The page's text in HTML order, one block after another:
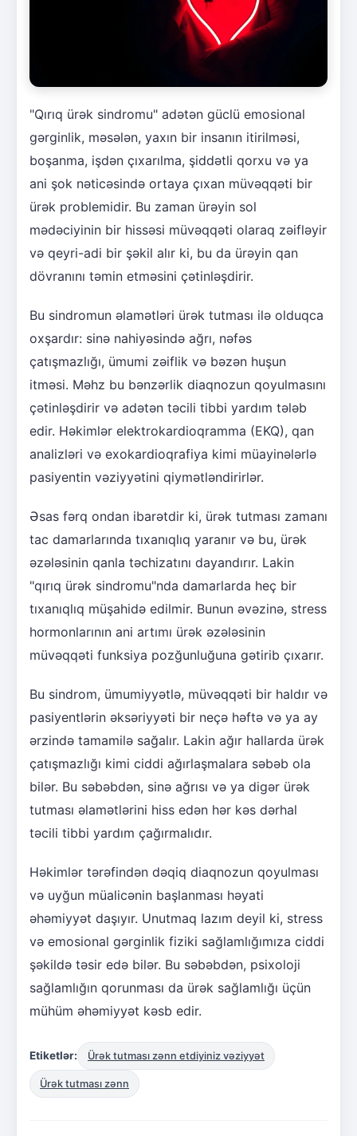
"Qırıq ürək sindromu" adətən güclü emosional
gərginlik, məsələn, yaxın bir insanın itirilməsi,
boşanma, işdən çıxarılma, şiddətli qorxu və ya
ani şok nəticəsində ortaya çıxan müvəqqəti bir
ürək problemidir. Bu zaman ürəyin sol
mədəciyinin bir hissəsi müvəqqəti olaraq zəifləyir
və qeyri-adi bir şəkil alır ki, bu da ürəyin qan
dövranını təmin etməsini çətinləşdirir.
Bu sindromun əlamətləri ürək tutması ilə olduqca
oxşardır: sinə nahiyəsində ağrı, nəfəs
çatışmazlığı, ümumi zəiflik və bəzən huşun
itməsi. Məhz bu bənzərlik diaqnozun qoyulmasını
çətinləşdirir və adətən təcili tibbi yardım tələb
edir. Həkimlər elektrokardioqramma (EKQ), qan
analizləri və exokardioqrafiya kimi müayinələrlə
pasiyentin vəziyyətini qiymətləndirirlər.
Əsas fərq ondan ibarətdir ki, ürək tutması zamanı
tac damarlarında tıxanıqlıq yaranır və bu, ürək
əzələsinin qanla təchizatını dayandırır. Lakin
"qırıq ürək sindromu"nda damarlarda heç bir
tıxanıqlıq müşahidə edilmir. Bunun əvəzinə, stress
hormonlarının ani artımı ürək əzələsinin
müvəqqəti funksiya pozğunluğuna gətirib çıxarır.
Bu sindrom, ümumiyyətlə, müvəqqəti bir haldır və
pasiyentlərin əksəriyyəti bir neçə həftə və ya ay
ərzində tamamilə sağalır. Lakin ağır hallarda ürək
çatışmazlığı kimi ciddi ağırlaşmalara səbəb ola
bilər. Bu səbəbdən, sinə ağrısı və ya digər ürək
tutması əlamətlərini hiss edən hər kəs dərhal
təcili tibbi yardım çağırmalıdır.
Həkimlər tərəfindən dəqiq diaqnozun qoyulması
və uyğun müalicənin başlanması həyati
əhəmiyyət daşıyır. Unutmaq lazım deyil ki, stress
və emosional gərginlik fiziki sağlamlığımıza ciddi
şəkildə təsir edə bilər. Bu səbəbdən, psixoloji
sağlamlığın qorunması da ürək sağlamlığı üçün
mühüm əhəmiyyət kəsb edir.
Etiketlər: Ürək tutması zənn etdiyiniz vəziyyət
Ürək tutması zənn